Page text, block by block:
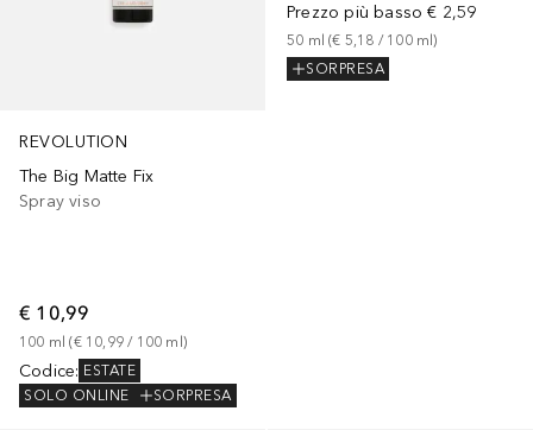
REVOLUTION
The Big Matte Fix
Spray viso
€ 10,99
100 ml (€ 10,99 / 100 ml)
Codice: ESTATE
SOLO ONLINE
SORPRESA
Prezzo più basso € 2,59
50 ml (€ 5,18 / 100 ml)
SORPRESA